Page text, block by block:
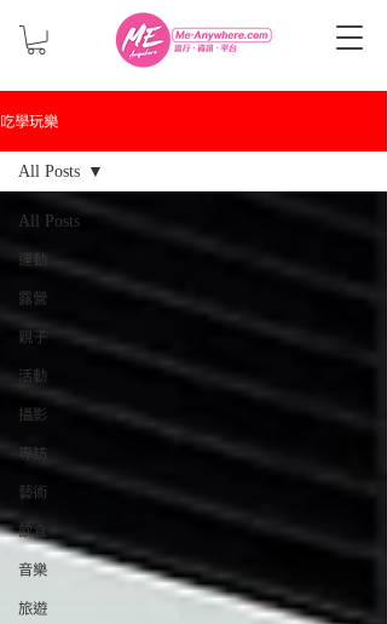
吃學玩樂
All Posts
運動
露營
親子
活動
攝影
專訪
藝術
飲食
音樂
旅遊
All Posts